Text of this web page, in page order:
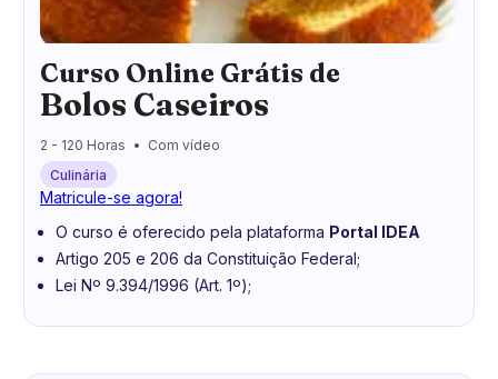
Curso Online Grátis de
Bolos Caseiros
2 - 120 Horas
Com vídeo
Culinária
Matricule-se agora!
O curso é oferecido pela plataforma Portal IDEA
Artigo 205 e 206 da Constituição Federal;
Lei Nº 9.394/1996 (Art. 1º);